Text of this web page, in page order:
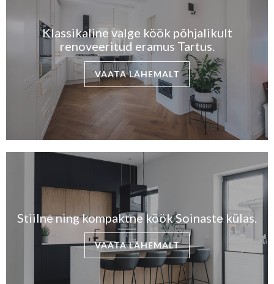
Klassikaline valge köök põhjalikult
renoveeritud eramus Tartus.
VAATA LÄHEMALT
Stiilne ning kompaktne köök Soinaste külas.
VAATA LÄHEMALT